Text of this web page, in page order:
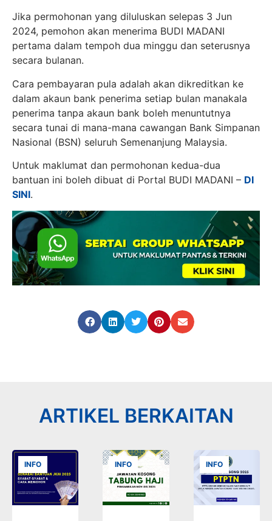
Jika permohonan yang diluluskan selepas 3 Jun
2024, pemohon akan menerima BUDI MADANI
pertama dalam tempoh dua minggu dan seterusnya
secara bulanan.
Cara pembayaran pula adalah akan dikreditkan ke
dalam akaun bank penerima setiap bulan manakala
penerima tanpa akaun bank boleh menuntutnya
secara tunai di mana-mana cawangan Bank Simpanan
Nasional (BSN) seluruh Semenanjung Malaysia.
Untuk maklumat dan permohonan kedua-dua
bantuan ini boleh dibuat di Portal BUDI MADANI – DI
SINI.
ARTIKEL BERKAITAN
INFO INFO INFO